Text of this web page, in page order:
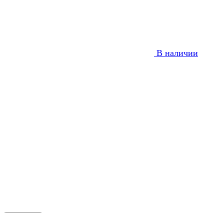
В наличии